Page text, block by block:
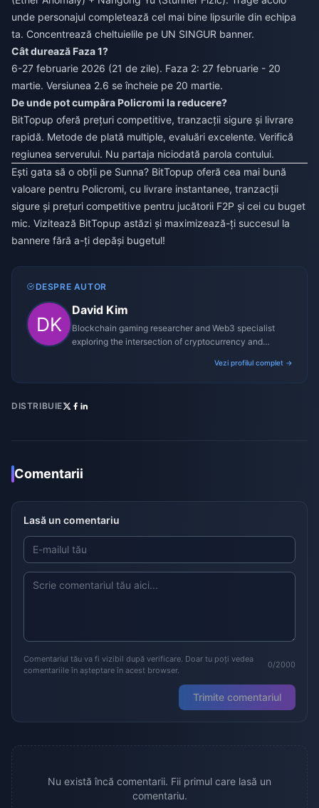
unde personajul completează cel mai bine lipsurile din echipa
ta. Concentrează cheltuielile pe UN SINGUR banner.
Cât durează Faza 1?
6-27 februarie 2026 (21 de zile). Faza 2: 27 februarie - 20
martie. Versiunea 2.6 se încheie pe 20 martie.
De unde pot cumpăra Policromi la reducere?
BitTopup oferă prețuri competitive, tranzacții sigure și livrare
rapidă. Metode de plată multiple, evaluări excelente. Verifică
regiunea serverului. Nu partaja niciodată parola contului.
Ești gata să o obții pe Sunna? BitTopup oferă cea mai bună
valoare pentru Policromi, cu livrare instantanee, tranzacții
sigure și prețuri competitive pentru jucătorii F2P și cei cu buget
mic. Vizitează BitTopup astăzi și maximizează-ți succesul la
bannere fără a-ți depăși bugetul!
DESPRE AUTOR
David Kim
Blockchain gaming researcher and Web3 specialist
exploring the intersection of cryptocurrency and
Vezi profilul complet →
DISTRIBUIE
Comentarii
Lasă un comentariu
Comentariul tău va fi vizibil după verificare. Doar tu poți vedea
comentariile în așteptare în acest browser.
0/2000
Trimite comentariul
Nu există încă comentarii. Fii primul care lasă un
comentariu.